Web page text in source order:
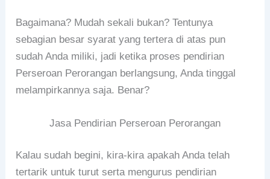
Bagaimana? Mudah sekali bukan? Tentunya
sebagian besar syarat yang tertera di atas pun
sudah Anda miliki, jadi ketika proses pendirian
Perseroan Perorangan berlangsung, Anda tinggal
melampirkannya saja. Benar?
Jasa Pendirian Perseroan Perorangan
Kalau sudah begini, kira-kira apakah Anda telah
tertarik untuk turut serta mengurus pendirian